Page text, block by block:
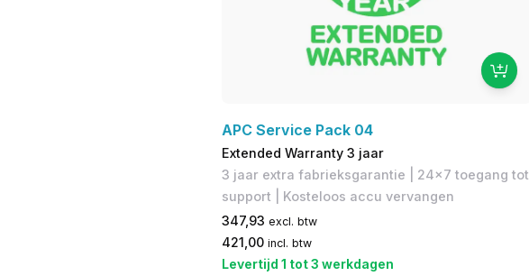
APC Service Pack 04
Extended Warranty 3 jaar
3 jaar extra fabrieksgarantie​ | 24x7 toegang tot
support | Kosteloos accu vervangen
347,93 excl. btw
421,00 incl. btw
Levertijd 1 tot 3 werkdagen